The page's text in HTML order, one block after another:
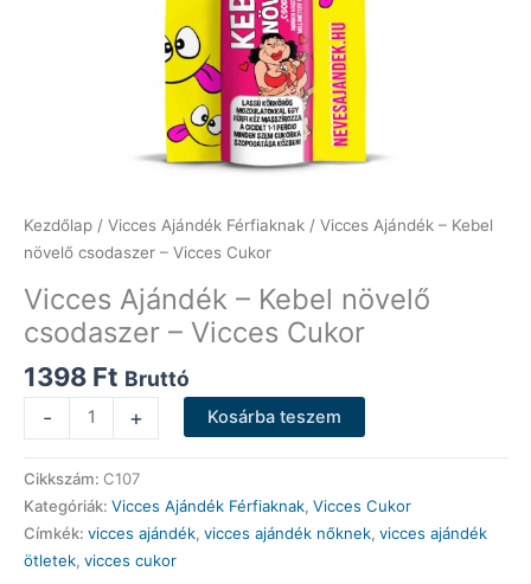
Kezdőlap / Vicces Ajándék Férfiaknak / Vicces Ajándék – Kebel
növelő csodaszer – Vicces Cukor
Vicces Ajándék – Kebel növelő
csodaszer – Vicces Cukor
1398 Ft Bruttó
-
Ajándék
-
Kebel
növelő
csodaszer
-
+ Kosárba teszem
Cikkszám: C107
Kategóriák: Vicces Ajándék Férfiaknak, Vicces Cukor
Címkék: vicces ajándék, vicces ajándék nőknek, vicces ajándék
ötletek, vicces cukor